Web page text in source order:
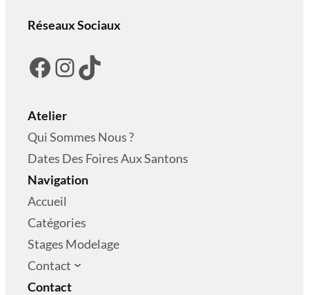
Réseaux Sociaux
Facebook Instagram TikTok
Atelier
Qui Sommes Nous ?
Dates Des Foires Aux Santons
Navigation
Accueil
Catégories
Stages Modelage
Contact
Contact